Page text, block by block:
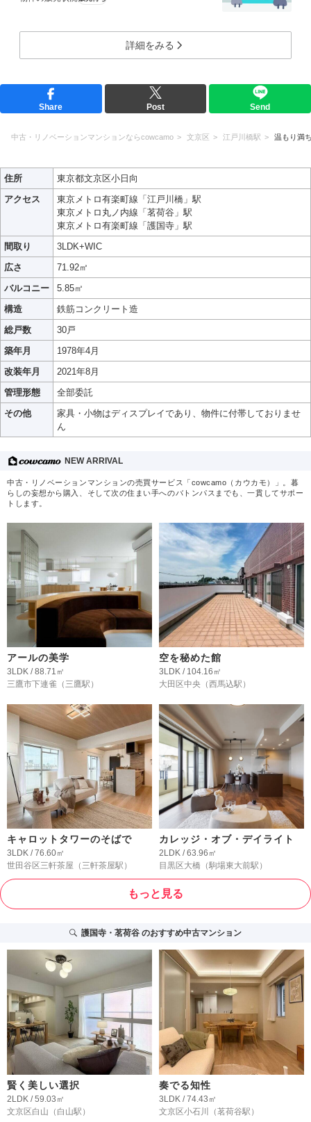
詳細をみる
Share Post Send
中古・リノベーションマンションならcowcamo 文京区 江戸川橋駅 温もり満
住所
東京都文京区小日向
アクセス
東京メトロ有楽町線「江戸川橋」駅
東京メトロ丸ノ内線「茗荷谷」駅
東京メトロ有楽町線「護国寺」駅
間取り
3LDK+WIC
広さ
71.92㎡
バルコニー
5.85㎡
構造
鉄筋コンクリート造
総戸数
30戸
築年月
1978年4月
改装年月
2021年8月
管理形態
全部委託
その他
家具・小物はディスプレイであり、物件に付帯しておりませ
ん
NEW ARRIVAL
中古・リノベーションマンションの売買サービス「cowcamo（カウカモ）」。暮
らしの妄想から購入、そして次の住まい手へのバトンパスまでも、一貫してサポー
トします。
アールの美学
3LDK / 88.71㎡
三鷹市下連雀 （三鷹駅）
空を秘めた館
3LDK / 104.16㎡
大田区中央 （西馬込駅）
キャロットタワーのそばで
3LDK / 76.60㎡
世田谷区三軒茶屋 （三軒茶屋駅）
カレッジ・オブ・デイライト
2LDK / 63.96㎡
目黒区大橋 （駒場東大前駅）
もっと見る
護国寺・茗荷谷のおすすめ中古マンション
賢く美しい選択
2LDK / 59.03㎡
文京区白山 （白山駅）
奏でる知性
3LDK / 74.43㎡
文京区小石川
（茗荷谷駅）